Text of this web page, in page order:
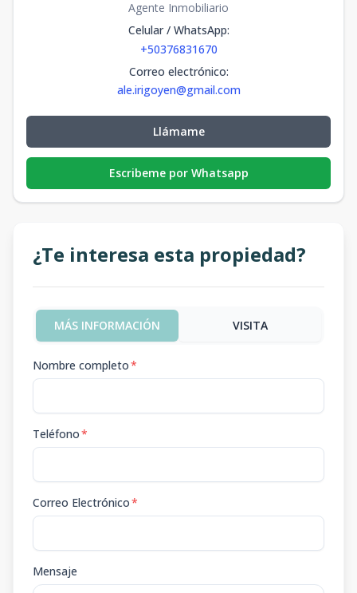
Agente Inmobiliario
Celular / WhatsApp:
+50376831670
Correo electrónico:
ale.irigoyen@gmail.com
Llámame
Escribeme por Whatsapp
¿Te interesa esta propiedad?
MÁS INFORMACIÓN VISITA
Nombre completo*
Teléfono*
Correo Electrónico*
Mensaje